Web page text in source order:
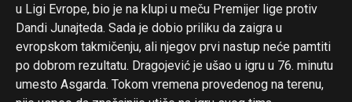
u Ligi Evrope, bio je na klupi u meču Premijer lige protiv
Dandi Junajteda. Sada je dobio priliku da zaigra u
evropskom takmičenju, ali njegov prvi nastup neće pamtiti
po dobrom rezultatu. Dragojević je ušao u igru u 76. minutu
umesto Asgarda. Tokom vremena provedenog na terenu,